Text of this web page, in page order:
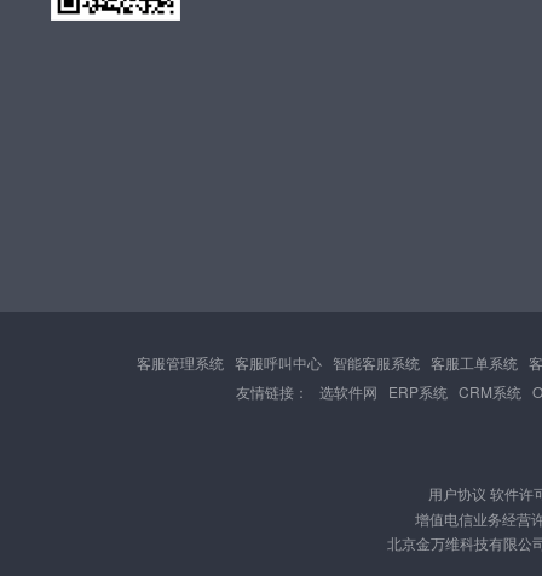
客服管理系统 客服呼叫中心 智能客服系统 客服工单系统
友情链接：
选软件网 ERP系统 CRM系统
用户协议 软件许
增值电信业务经营
北京金万维科技有限公